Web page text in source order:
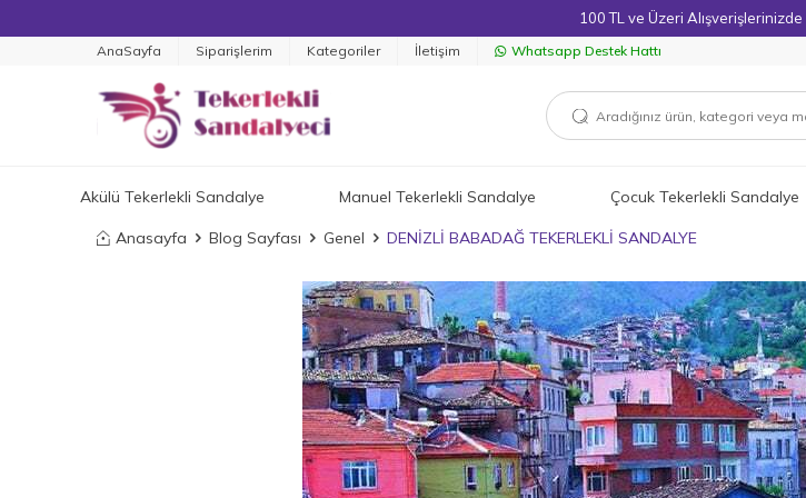
100 TL ve Üzeri Alışverişlerinizde
AnaSayfa Siparişlerim Kategoriler İletişim Whatsapp Destek Hattı
Akülü Tekerlekli Sandalye Manuel Tekerlekli Sandalye Çocuk Tekerlekli Sandalye
Anasayfa Blog Sayfası Genel DENİZLİ BABADAĞ TEKERLEKLİ SANDALYE